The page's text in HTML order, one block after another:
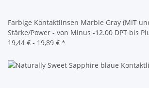
Farbige Kontaktlinsen Marble Gray (MIT
Stärke/Power - von Minus -12.00 DPT bis
19,44 € - 19,89 € *